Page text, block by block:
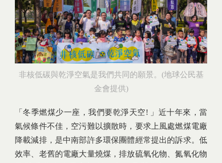
非核低碳與乾淨空氣是我們共同的願景。(地球公民基
金會提供)
「冬季燃煤少一座，我們要乾淨天空! 」近十年來，當
氣候條件不佳，空污難以擴散時，要求上風處燃煤電廠
降載減排，是中南部許多環保團體經常提出的訴求。低
效率、老舊的電廠大量燒煤，排放硫氧化物、氮氧化物